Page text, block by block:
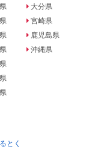
大分県
宮崎県
鹿児島県
沖縄県
とく